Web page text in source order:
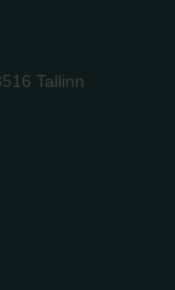
Tallinn